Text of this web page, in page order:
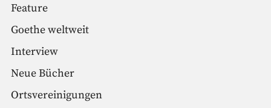
Feature
Goethe weltweit
Interview
Neue Bücher
Ortsvereinigungen